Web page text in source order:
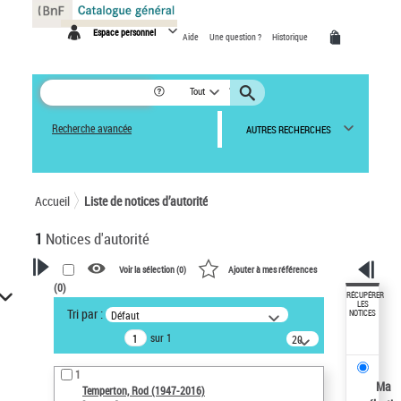
Espace personnel Aide Une question ? Historique
Tout
Recherche avancée AUTRES RECHERCHES
Accueil Liste de notices d’autorité
1 Notices d'autorité
VOTRE RECHERCHE
Recherche avancée dans les
notices d’autorité
Œuvres liées à l'auteur :
Temperton, Rod (1947-2016)
Voir la sélection (0) Ajouter à mes références
(0)
Tri par : Défaut
sur 1
20
résultats/page
1
Temperton, Rod (1947-2016)
RÉCUPÉRER
LES
NOTICES
Ma
Panneau de gestion des cookies